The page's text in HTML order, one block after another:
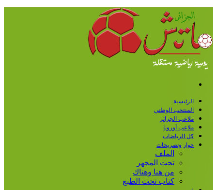
الرئيسية
المنتخب الوطني
ملاعب الجزائر
ملاعب أوروبا
كل الرياضات
حوار وتصريحات
الملف
تحت المجهر
من هنا وهناك
كتاب تحت الطبع